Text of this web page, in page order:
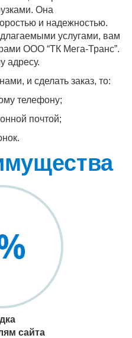
Она
и надежностью.
услугами, вам
ООО “ТК Мега-Транс”.
адресу.
и сделать заказ, то:
телефону;
почтой;
сайта